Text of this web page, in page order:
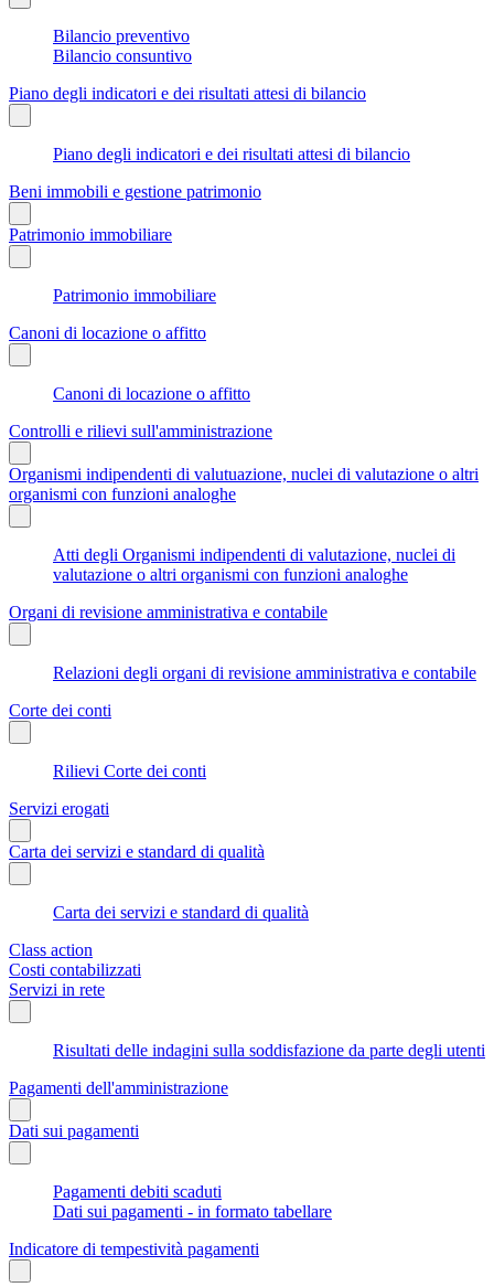
Bilancio preventivo
Bilancio consuntivo
Piano degli indicatori e dei risultati attesi di bilancio
Piano degli indicatori e dei risultati attesi di bilancio
Beni immobili e gestione patrimonio
Patrimonio immobiliare
Patrimonio immobiliare
Canoni di locazione o affitto
Canoni di locazione o affitto
Controlli e rilievi sull'amministrazione
Organismi indipendenti di valutuazione, nuclei di valutazione o altri
organismi con funzioni analoghe
Atti degli Organismi indipendenti di valutazione, nuclei di
valutazione o altri organismi con funzioni analoghe
Organi di revisione amministrativa e contabile
Relazioni degli organi di revisione amministrativa e contabile
Corte dei conti
Rilievi Corte dei conti
Servizi erogati
Carta dei servizi e standard di qualità
Carta dei servizi e standard di qualità
Class action
Costi contabilizzati
Servizi in rete
Risultati delle indagini sulla soddisfazione da parte degli utenti
Pagamenti dell'amministrazione
Dati sui pagamenti
Pagamenti debiti scaduti
Dati sui pagamenti - in formato tabellare
Indicatore di tempestività pagamenti